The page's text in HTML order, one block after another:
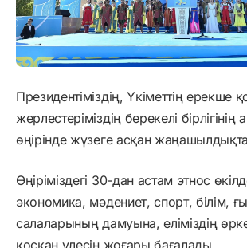
Президентіміздің, Үкіметтің ерекше
жерлестеріміздің берекелі
өңірінде жүзеге асқан
Өңіріміздегі 30-дан астам этнос
экономика, мәдениет, спорт, білім,
салаларының дамуына, еліміздің
қосқан үлесін жоғары бағалады.